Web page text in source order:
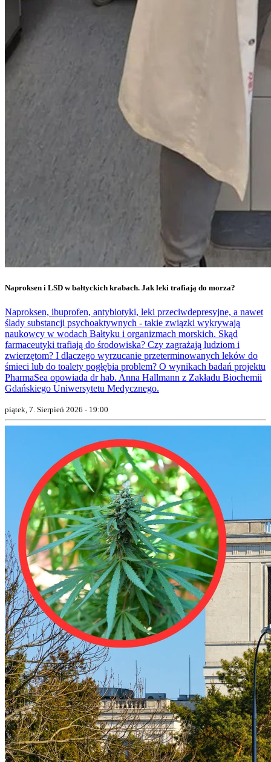
Naproksen i LSD w bałtyckich krabach. Jak leki trafiają do morza?
Naproksen, ibuprofen, antybiotyki, leki przeciwdepresyjne, a nawet
ślady substancji psychoaktywnych - takie związki wykrywają
naukowcy w wodach Bałtyku i organizmach morskich. Skąd
farmaceutyki trafiają do środowiska? Czy zagrażają ludziom i
zwierzętom? I dlaczego wyrzucanie przeterminowanych leków do
śmieci lub do toalety pogłębia problem? O wynikach badań projektu
PharmaSea opowiada dr hab. Anna Hallmann z Zakładu Biochemii
Gdańskiego Uniwersytetu Medycznego.
piątek, 7. Sierpień 2026 - 19:00